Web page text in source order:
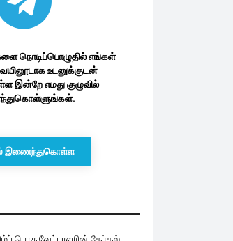
நொடிப்பொழுதில் எங்கள்
உடனுக்குடன்
இன்றே எமது குழுவில்
இணைந்துகொள்ள
பொதுவேட்பாளரின் தேர்தல்